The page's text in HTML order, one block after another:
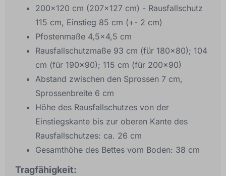
200x120 cm (207x127 cm) - Rausfallschutz
115 cm, Einstieg 85 cm (+- 2 cm)
Pfostenmaße 4,5x4,5 cm
Rausfallschutzmaße 93 cm (für 180x80); 104
cm (für 190x90); 115 cm (für 200x90)
Abstand zwischen den Sprossen 7 cm,
Sprossenbreite 6 cm
Höhe des Rausfallschutzes von der
Einstiegskante bis zur oberen Kante des
Rausfallschutzes: ca. 26 cm
Gesamthöhe des Bettes vom Boden: 38 cm
Tragfähigkeit: